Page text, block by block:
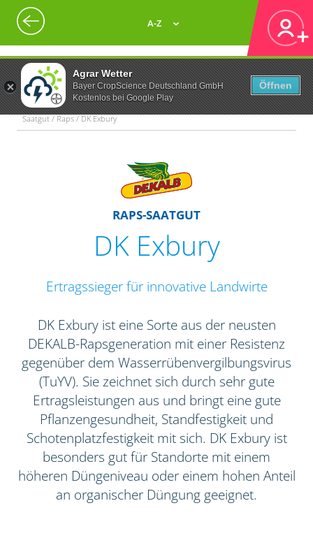
Agrar Wetter
Bayer CropScience Deutschland GmbH
Kostenlos bei Google Play
Öffnen
A-Z
Saatgut / Raps / DK Exbury
RAPS-SAATGUT
DK Exbury
Ertragssieger für innovative Landwirte
DK Exbury ist eine Sorte aus der neusten
DEKALB-Rapsgeneration mit einer Resistenz
gegenüber dem Wasserrübenvergilbungsvirus
(TuYV). Sie zeichnet sich durch sehr gute
Ertragsleistungen aus und bringt eine gute
Pflanzengesundheit, Standfestigkeit und
Schotenplatzfestigkeit mit sich. DK Exbury ist
besonders gut für Standorte mit einem
höheren Düngeniveau oder einem hohen Anteil
an organischer Düngung geeignet.